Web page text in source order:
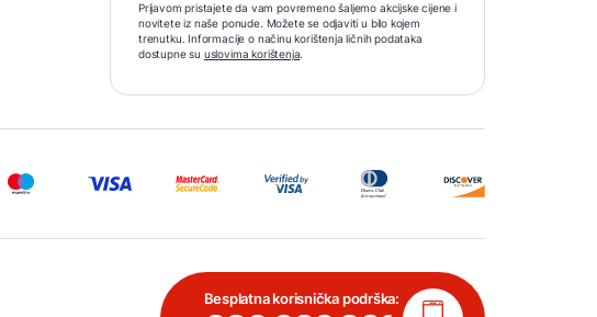
Prijavom pristajete da vam povremeno šaljemo akcijske cijene i
novitete iz naše ponude. Možete se odjaviti u bilo kojem
trenutku. Informacije o načinu korištenja ličnih podataka
dostupne su uslovima korištenja.
Besplatna korisnička podrška: